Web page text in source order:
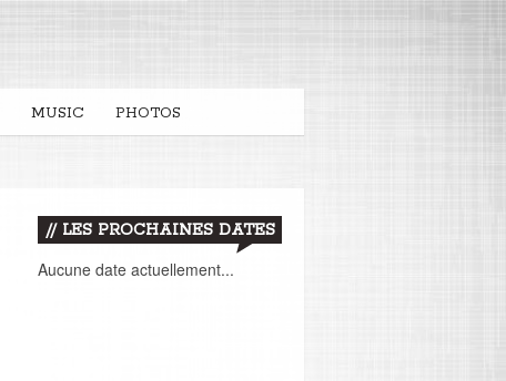
MUSIC PHOTOS
// LES PROCHAINES DATES
Aucune date actuellement...